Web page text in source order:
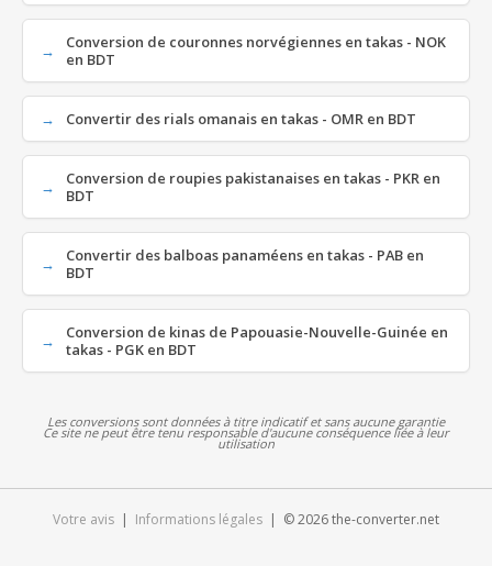
Conversion de couronnes norvégiennes en takas - NOK
en BDT
Convertir des rials omanais en takas - OMR en BDT
Conversion de roupies pakistanaises en takas - PKR en
BDT
Convertir des balboas panaméens en takas - PAB en
BDT
Conversion de kinas de Papouasie-Nouvelle-Guinée en
takas - PGK en BDT
Les conversions sont données à titre indicatif et sans aucune garantie
Ce site ne peut être tenu responsable d'aucune conséquence liée à leur
utilisation
Votre avis | Informations légales | © 2026 the-converter.net